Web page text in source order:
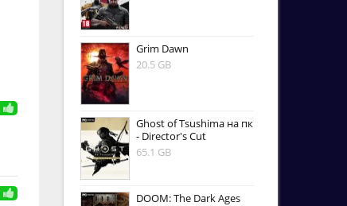
Grim Dawn
20.5 GB
Ghost of Tsushima на пк
- Director's Cut
65.1 GB
DOOM: The Dark Ages